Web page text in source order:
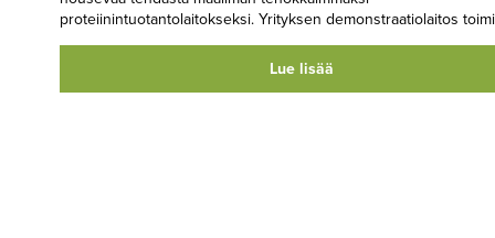
proteiinintuotantolaitokseksi. Yrityksen demonstraatiolaitos
Lue lisää